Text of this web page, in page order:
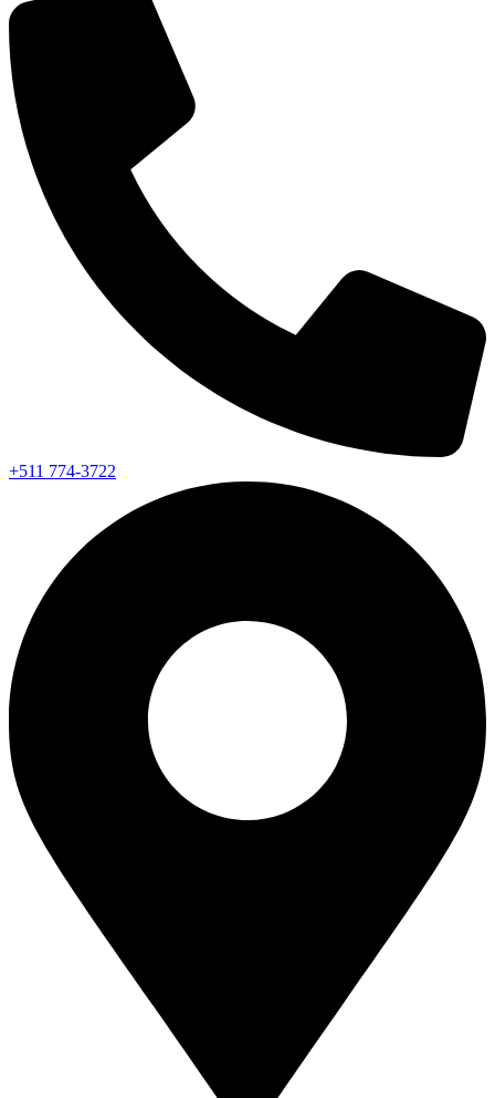
+511 774-3722